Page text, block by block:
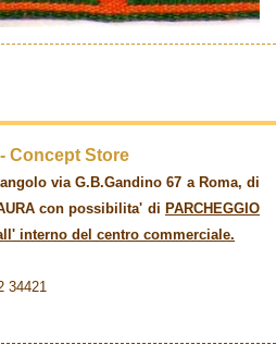
Concept Store
via G.B.Gandino 67 a Roma, di
con possibilita' di PARCHEGGIO
interno del centro commerciale.
34421